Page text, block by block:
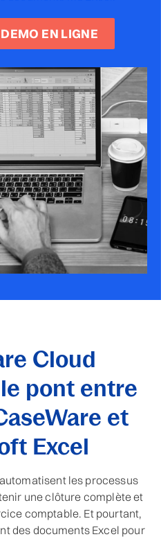
EN LIGNE
Cloud
pont entre
et
Excel
les processus
une clôture complète et
comptable. Et pourtant,
des documents Excel pour